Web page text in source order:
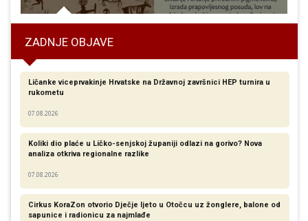
ZADNJE OBJAVE
Ličanke viceprvakinje Hrvatske na Državnoj završnici HEP turnira u
rukometu
07.08.2026
Koliki dio plaće u Ličko-senjskoj županiji odlazi na gorivo? Nova
analiza otkriva regionalne razlike​
07.08.2026
Cirkus KoraZon otvorio Dječje ljeto u Otočcu uz žonglere, balone od
sapunice i radionicu za najmlađe